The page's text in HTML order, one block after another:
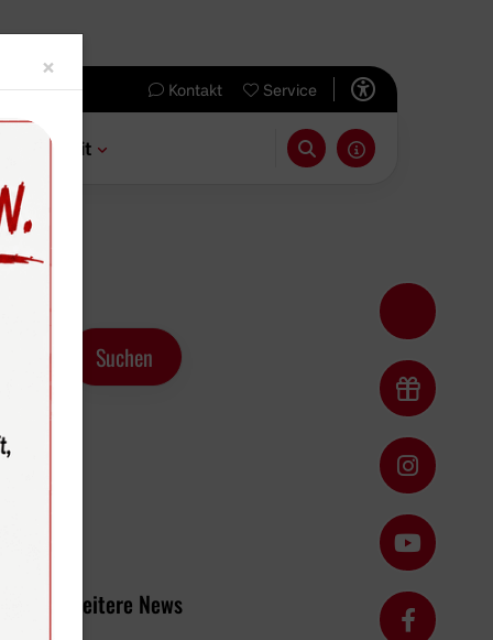
Kontakt Service
& Freizeit
Weitere News
× Close